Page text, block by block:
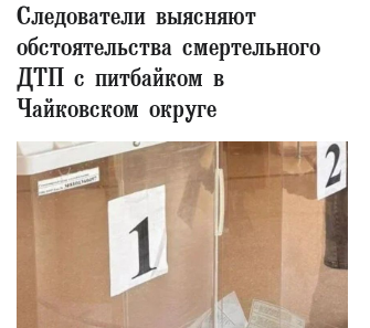
Следователи выясняют
обстоятельства смертельного
ДТП с питбайком в
Чайковском округе